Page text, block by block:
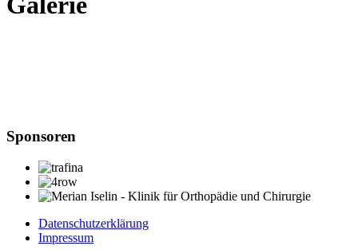
Sponsoren
Datenschutzerklärung
Impressum